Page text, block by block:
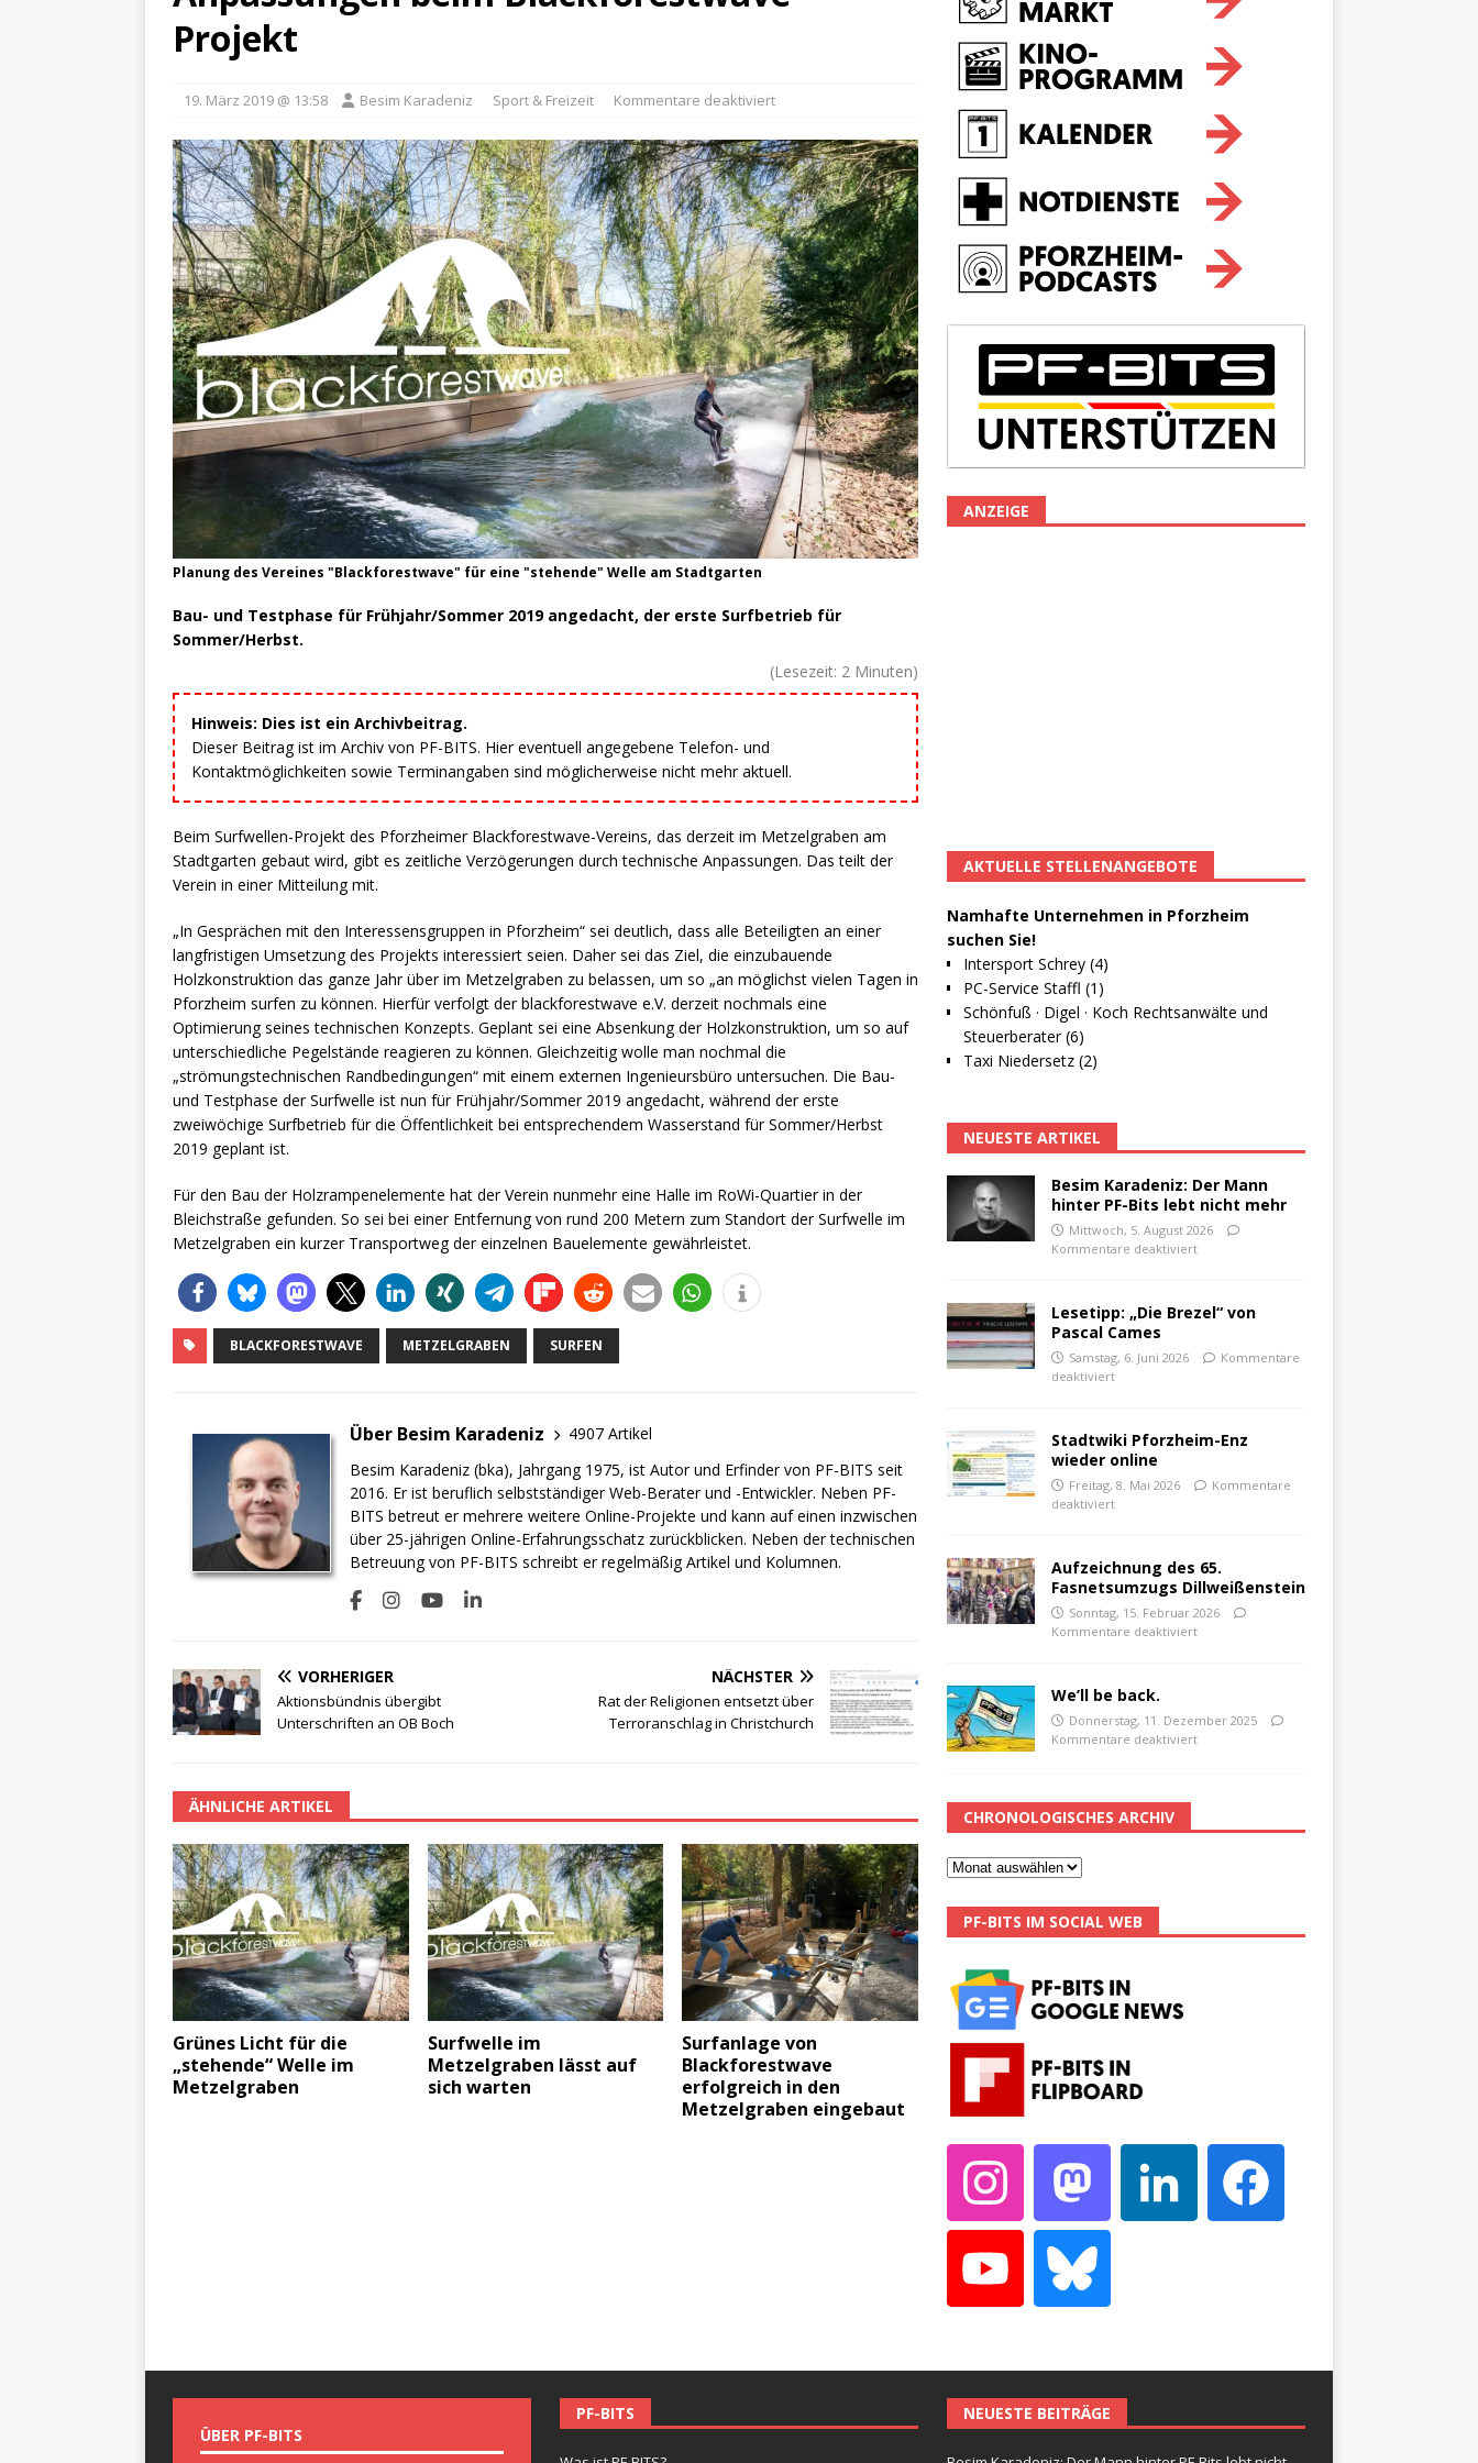
Projekt
19. März 2019 @ 13:58 Besim Karadeniz Sport & Freizeit Kommentare deaktiviert
Planung des Vereines "Blackforestwave" für eine "stehende" Welle am Stadtgarten
Bau- und Testphase für Frühjahr/Sommer 2019 angedacht, der erste Surfbetrieb für
Sommer/Herbst.
(Lesezeit: 2 Minuten)
Hinweis: Dies ist ein Archivbeitrag.
Dieser Beitrag ist im Archiv von PF-BITS. Hier eventuell angegebene Telefon- und
Kontaktmöglichkeiten sowie Terminangaben sind möglicherweise nicht mehr aktuell.
Beim Surfwellen-Projekt des Pforzheimer Blackforestwave-Vereins, das derzeit im Metzelgraben am
Stadtgarten gebaut wird, gibt es zeitliche Verzögerungen durch technische Anpassungen. Das teilt der
Verein in einer Mitteilung mit.
„In Gesprächen mit den Interessensgruppen in Pforzheim“ sei deutlich, dass alle Beteiligten an einer
langfristigen Umsetzung des Projekts interessiert seien. Daher sei das Ziel, die einzubauende
Holzkonstruktion das ganze Jahr über im Metzelgraben zu belassen, um so „an möglichst vielen Tagen in
Pforzheim surfen zu können. Hierfür verfolgt der blackforestwave e.V. derzeit nochmals eine
Optimierung seines technischen Konzepts. Geplant sei eine Absenkung der Holzkonstruktion, um so auf
unterschiedliche Pegelstände reagieren zu können. Gleichzeitig wolle man nochmal die
„strömungstechnischen Randbedingungen“ mit einem externen Ingenieursbüro untersuchen. Die Bau-
und Testphase der Surfwelle ist nun für Frühjahr/Sommer 2019 angedacht, während der erste
zweiwöchige Surfbetrieb für die Öffentlichkeit bei entsprechendem Wasserstand für Sommer/Herbst
2019 geplant ist.
Für den Bau der Holzrampenelemente hat der Verein nunmehr eine Halle im RoWi-Quartier in der
Bleichstraße gefunden. So sei bei einer Entfernung von rund 200 Metern zum Standort der Surfwelle im
Metzelgraben ein kurzer Transportweg der einzelnen Bauelemente gewährleistet.
BLACKFORESTWAVE METZELGRABEN SURFEN
Über Besim Karadeniz
4907 Artikel
Besim Karadeniz (bka), Jahrgang 1975, ist Autor und Erfinder von PF-BITS seit
2016. Er ist beruflich selbstständiger Web-Berater und -Entwickler. Neben PF-
BITS betreut er mehrere weitere Online-Projekte und kann auf einen inzwischen
über 25-jährigen Online-Erfahrungsschatz zurückblicken. Neben der technischen
Betreuung von PF-BITS schreibt er regelmäßig Artikel und Kolumnen.
VORHERIGER
Aktionsbündnis übergibt
Unterschriften an OB Boch
NÄCHSTER
Rat der Religionen entsetzt über
Terroranschlag in Christchurch
ÄHNLICHE ARTIKEL
Grünes Licht für die
„stehende“ Welle im
Metzelgraben
Surfwelle im
Metzelgraben lässt auf
sich warten
Surfanlage von
Blackforestwave
erfolgreich in den
Metzelgraben eingebaut
ANZEIGE
AKTUELLE STELLENANGEBOTE
Namhafte Unternehmen in Pforzheim
suchen Sie!
Intersport Schrey (4)
PC-Service Staffl (1)
Schönfuß · Digel · Koch Rechtsanwälte und
Steuerberater (6)
Taxi Niedersetz (2)
NEUESTE ARTIKEL
Besim Karadeniz: Der Mann
hinter PF-Bits lebt nicht mehr
Mittwoch, 5. August 2026
Kommentare deaktiviert
Lesetipp: „Die Brezel“ von
Pascal Cames
Samstag, 6. Juni 2026
Kommentare
deaktiviert
Stadtwiki Pforzheim-Enz
wieder online
Freitag, 8. Mai 2026
Kommentare
deaktiviert
Aufzeichnung des 65.
Fasnetsumzugs Dillweißenstein
Sonntag, 15. Februar 2026
Kommentare deaktiviert
We’ll be back.
Donnerstag, 11. Dezember 2025
Kommentare deaktiviert
CHRONOLOGISCHES ARCHIV
PF-BITS IM SOCIAL WEB
ÜBER PF-BITS
PF-BITS NEUESTE BEITRÄGE